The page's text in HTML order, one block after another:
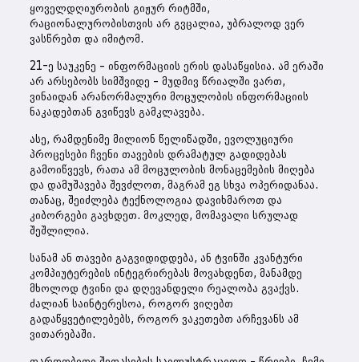
ყოველდღიურობის გიჟურ რიტმში,
რაციონალურობისთვის არ გვცალია, უბრალოდ ვერ
ვასწრებთ და იმიტომ.
21-ე საუკენე – ინფორმაციის ერის დასაწყისია. ამ ერაში
არ არსებობს სიმშვიდე – მუდმივ წრიალში ვართ,
ვინაიდან არანორმალური მოცულობის ინფორმაციის
ნაკადებთან გვიწევს გამკლავება.
ასე, რამდენიმე მილიონ წელიწადში, ევოლუციური
პროცესები ჩვენი თავების დრამატულ გადიდებას
გამოიწვევს, რათა ამ მოცულობის მონაცემების მიღება
და დამუშავება შევძლოთ, მაგრამ ეგ სხვა ოპერიდანაა.
თანაც, შეიძლება ტექნოლოგია დავიხმაროთ და
კიბორგები გავხდეთ. მოკლედ, მომავალი სრულად
შეშლილია.
სანამ ან თავები გაგვიდიდდება, ან ტვინში კვანტური
კომპიუტერების ინტეგრირებას მოვახდენთ, მანამდე
მხოლოდ ტვინი და დღევანდელი რეალობა გვაქვს.
ძალიან საინტერესოა, როგორ ვიღებთ
გადაწყვეტილებებს, როგორ ვაკეთებთ არჩევანს ამ
ვითარებაში.